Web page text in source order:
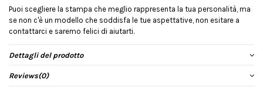
Puoi scegliere la stampa che meglio rappresenta la tua personalità, ma
se non c'è un modello che soddisfa le tue aspettative, non esitare a
contattarci e saremo felici di aiutarti.
Dettagli del prodotto
Reviews(0)